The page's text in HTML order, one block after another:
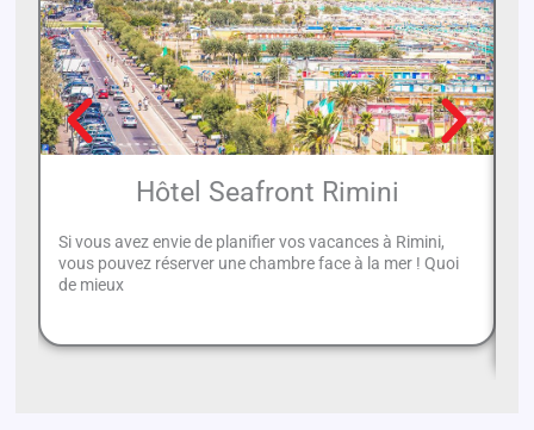
Hôtel Seafront Rimini
Si vous avez envie de planifier vos vacances à Rimini,
vous pouvez réserver une chambre face à la mer ! Quoi
de mieux